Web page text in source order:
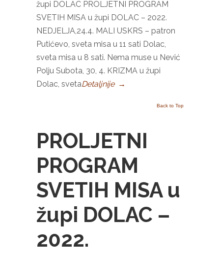
župi DOLAC PROLJETNI PROGRAM
SVETIH MISA u župi DOLAC – 2022.
NEDJELJA,24.4. MALI USKRS – patron
Putićevo, sveta misa u 11 sati Dolac,
sveta misa u 8 sati. Nema muse u Nević
Polju Subota, 30, 4. KRIZMA u župi
Dolac, svetaDetaljnije →
Back to Top
PROLJETNI
PROGRAM
SVETIH MISA u
župi DOLAC –
2022.